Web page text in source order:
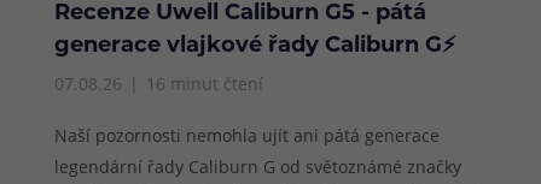
Recenze Uwell Caliburn G5 - pátá
generace vlajkové řady Caliburn G⚡
07.08.26
16 minut čtení
Naší pozornosti nemohla ujít ani pátá generace
legendární řady Caliburn G od světoznámé značky